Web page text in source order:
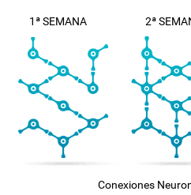
1ª SEMANA 2ª
Conexiones